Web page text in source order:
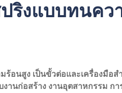
ริงแบบทนคว
อนสูง เป็นขั้วต่อและเครื่องมือส
านก่อสร้าง งานอุตสาหกรรม กา